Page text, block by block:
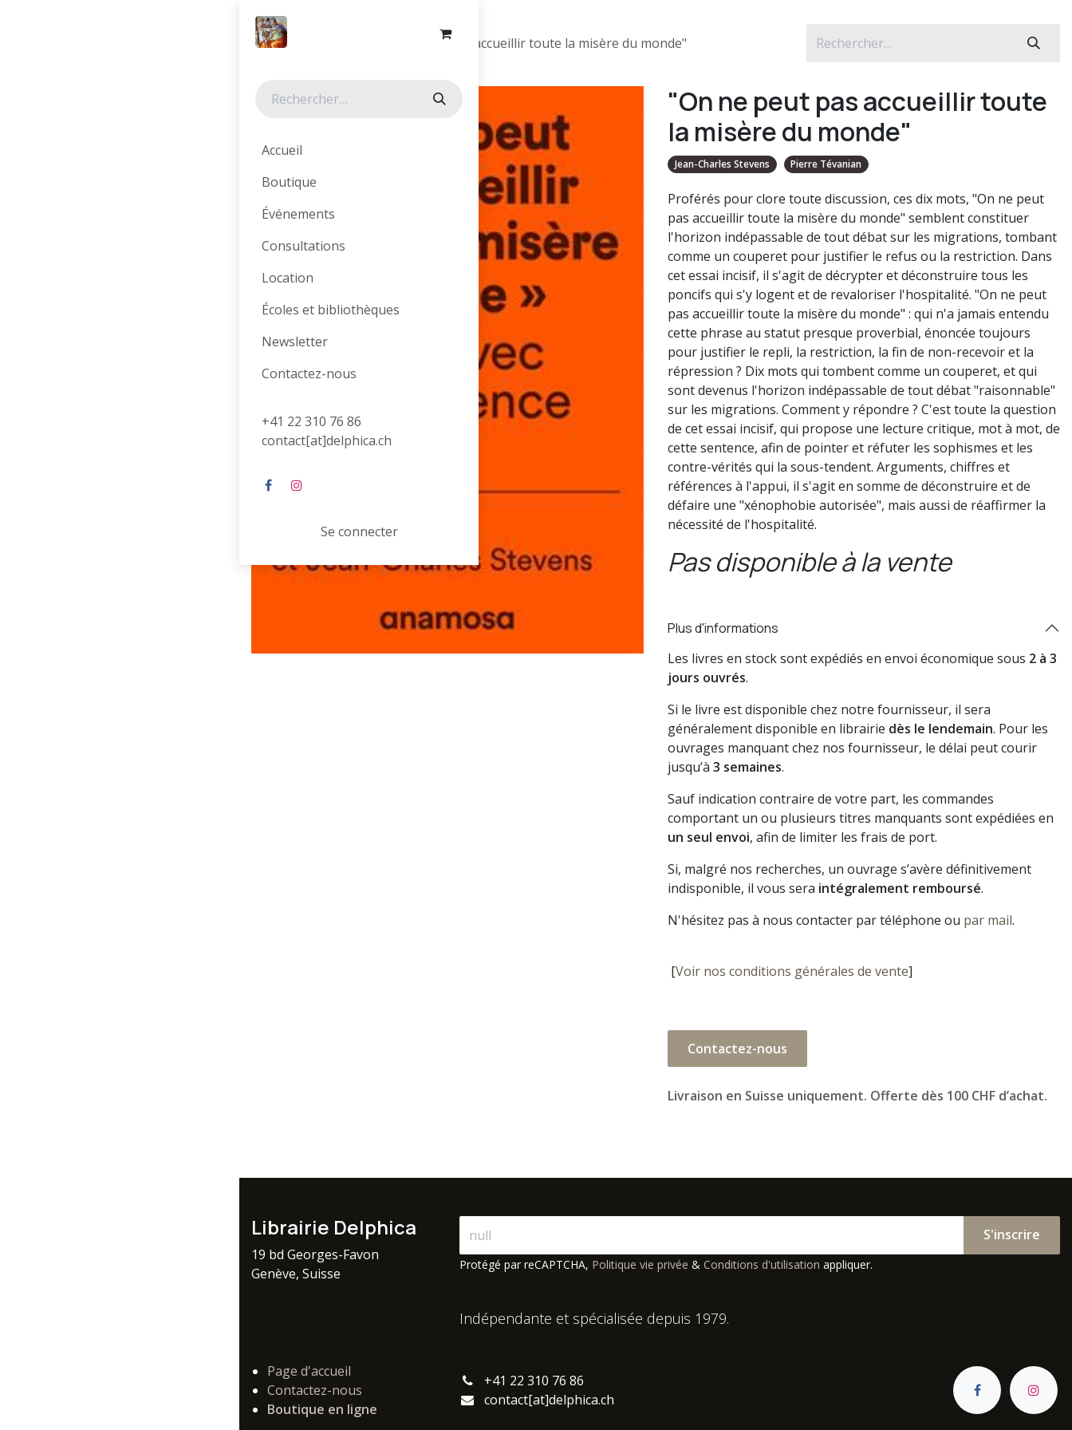
Accueil
Boutique
Événements
Consultations
Location
Écoles et bibliothèques
Newsletter
Contactez-nous
+41 22 310 76 86
contact[at]delphica.ch
Se connecter
Tous les produits "On ne peut pas accueillir toute la misère du monde"
"On ne peut pas accueillir toute
la misère du monde"
Jean-Charles Stevens Pierre Tévanian
Proférés pour clore toute discussion, ces dix mots, "On ne peut
pas accueillir toute la misère du monde" semblent constituer
l'horizon indépassable de tout débat sur les migrations, tombant
comme un couperet pour justifier le refus ou la restriction. Dans
cet essai incisif, il s'agit de décrypter et déconstruire tous les
poncifs qui s'y logent et de revaloriser l'hospitalité. "On ne peut
pas accueillir toute la misère du monde" : qui n'a jamais entendu
cette phrase au statut presque proverbial, énoncée toujours
pour justifier le repli, la restriction, la fin de non-recevoir et la
répression ? Dix mots qui tombent comme un couperet, et qui
sont devenus l'horizon indépassable de tout débat "raisonnable"
sur les migrations. Comment y répondre ? C'est toute la question
de cet essai incisif, qui propose une lecture critique, mot à mot, de
cette sentence, afin de pointer et réfuter les sophismes et les
contre-vérités qui la sous-tendent. Arguments, chiffres et
références à l'appui, il s'agit en somme de déconstruire et de
défaire une "xénophobie autorisée", mais aussi de réaffirmer la
nécessité de l'hospitalité.
Pas disponible à la vente
Plus d'informations
Les livres en stock sont expédiés en envoi économique sous 2 à 3
jours ouvrés.
Si le livre est disponible chez notre fournisseur, il sera
généralement disponible en librairie dès le lendemain. Pour les
ouvrages manquant chez nos fournisseur, le délai peut courir
jusqu’à 3 semaines.
Sauf indication contraire de votre part, les commandes
comportant un ou plusieurs titres manquants sont expédiées en
un seul envoi, afin de limiter les frais de port.
Si, malgré nos recherches, un ouvrage s’avère définitivement
indisponible, il vous sera intégralement remboursé.
N'hésitez pas à nous contacter par téléphone ou par mail.
[Voir nos conditions générales de vente]
Contactez-nous
Livraison en Suisse uniquement. Offerte dès 100 CHF d’achat.
Librairie Delphica
19 bd Georges-Favon
Genève, Suisse
S'inscrire
Protégé par reCAPTCHA, Politique vie privée & Conditions d'utilisation appliquer.
Indépendante et spécialisée depuis 1979.
Page d'accueil
Contactez-nous
Boutique en ligne
+41 22 310 76 86
contact[at]delphica.ch